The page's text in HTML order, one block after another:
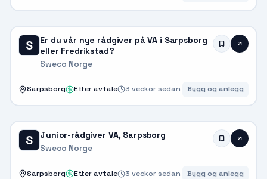
S
Er du vår nye rådgiver på VA i Sarpsborg
eller Fredrikstad?
Sweco Norge
Sarpsborg Etter avtale 3 veckor sedan Bygg og anlegg
S Junior-rådgiver VA, Sarpsborg
Sweco Norge
Sarpsborg Etter avtale 3 veckor sedan Bygg og anlegg